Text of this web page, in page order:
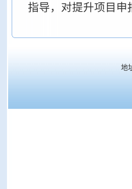
指导，对提升项目申
地